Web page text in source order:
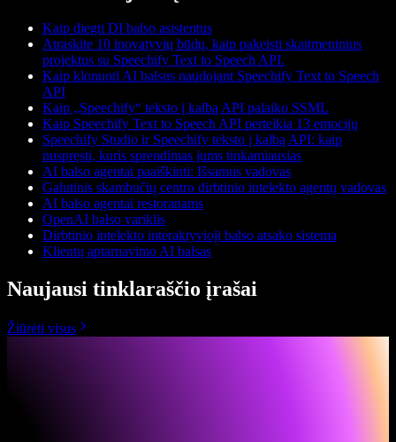
Kaip diegti DI balso asistentus
Atraskite 10 inovatyvių būdų, kaip pakeisti skaitmeninius
projektus su Speechify Text to Speech API.
Kaip klonuoti AI balsus naudojant Speechify Text to Speech
API
Kaip „Speechify“ teksto į kalbą API palaiko SSML
Kaip Speechify Text to Speech API perteikia 13 emocijų
Speechify Studio ir Speechify teksto į kalbą API: kaip
nuspręsti, kuris sprendimas jums tinkamiausias
AI balso agentai paaiškinti: Išsamus vadovas
Galutinis skambučių centro dirbtinio intelekto agentų vadovas
AI balso agentai restoranams
OpenAI balso variklis
Dirbtinio intelekto interaktyvioji balso atsako sistema
Klientų aptarnavimo AI balsas
Naujausi tinklaraščio įrašai
Žiūrėti visus